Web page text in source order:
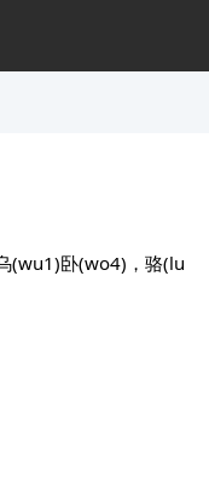
(wu1)卧(wo4)，骆(lu